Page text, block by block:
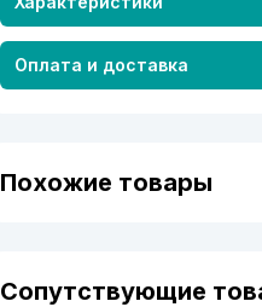
Оплата и доставка
Похожие товары
Сопутствующие